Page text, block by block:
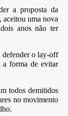
a proposta da
aceitou uma nova
anos não ter
defender o lay-off
a forma de evitar
todos demitidos
no movimento